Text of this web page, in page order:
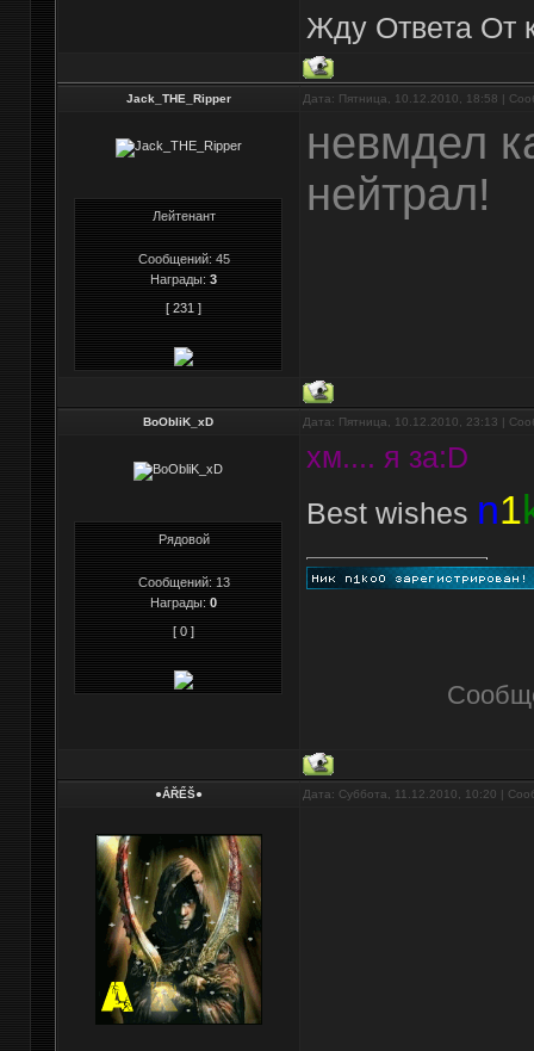
Жду Ответа От
Jack_THE_Ripper Дата: Пятница, 10.12.2010, 18:58 |
Лейтенант
Сообщений: 45
Награды: 3
[ 231 ]
невмдел
нейтрал!
BoObliK_xD Дата: Пятница, 10.12.2010, 23:13 |
Рядовой
Сообщений: 13
Награды: 0
[ 0 ]
хм.... я за:D
Best wishes n1
●ẮŘỂŠ● Дата: Суббота, 11.12.2010, 10:20 |